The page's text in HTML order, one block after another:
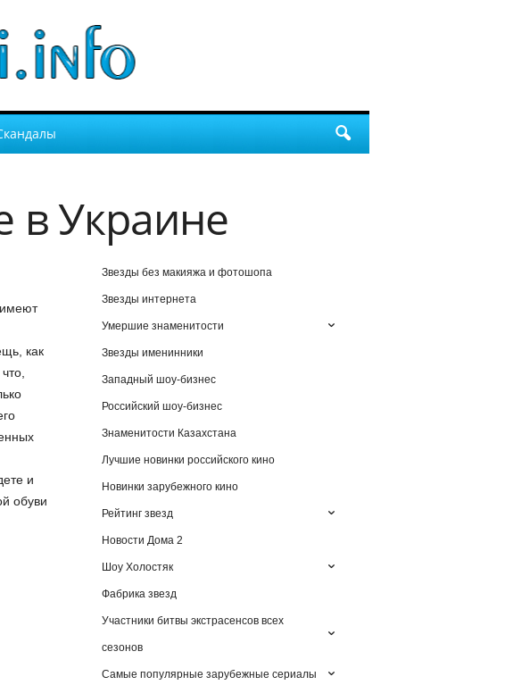
в Украине
как
и
обуви
Звезды без макияжа и фотошопа
Звезды интернета
Умершие знаменитости
Звезды именинники
Западный шоу-бизнес
Российский шоу-бизнес
Знаменитости Казахстана
Лучшие новинки российского кино
Новинки зарубежного кино
Рейтинг звезд
Новости Дома 2
Шоу Холостяк
Фабрика звезд
Участники битвы экстрасенсов всех
сезонов
Самые популярные зарубежные сериалы